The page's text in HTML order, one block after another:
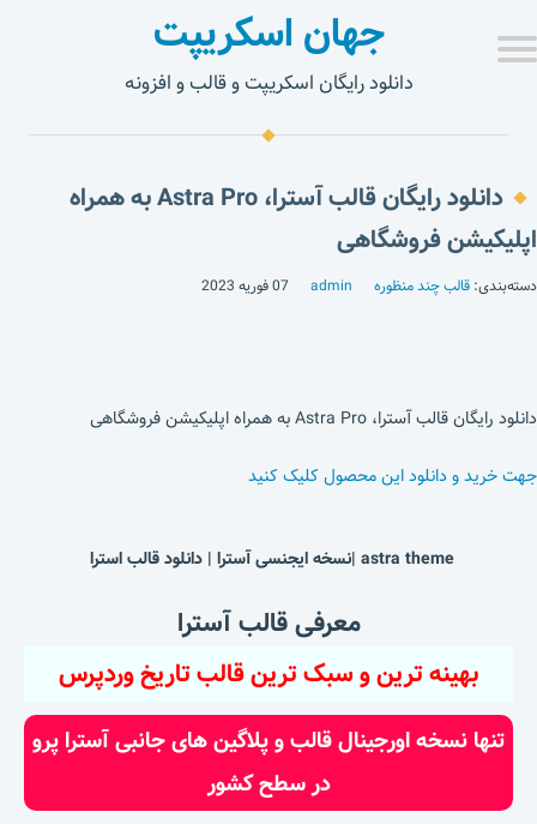
جهان اسکریپت
دانلود رایگان اسکریپت و قالب و افزونه
دانلود رایگان قالب آسترا، Astra Pro به همراه
اپلیکیشن فروشگاهی
دسته‌بندی: قالب چند منظوره admin 07 فوریه 2023
دانلود رایگان قالب آسترا، Astra Pro به همراه اپلیکیشن فروشگاهی
جهت خرید و دانلود این محصول کلیک کنید
astra theme |نسخه ایجنسی آسترا | دانلود قالب استرا
معرفی قالب آسترا
بهینه ترین و سبک ترین قالب تاریخ وردپرس
تنها نسخه اورجینال قالب و پلاگین های جانبی آسترا پرو
در سطح کشور